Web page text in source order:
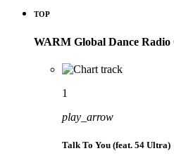
TOP
WARM Global Dance Radio
1
play_arrow
Talk To You (feat. 54 Ultra)